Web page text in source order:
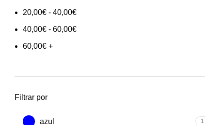
20,00€ - 40,00€
40,00€ - 60,00€
60,00€ +
Filtrar por
azul 1